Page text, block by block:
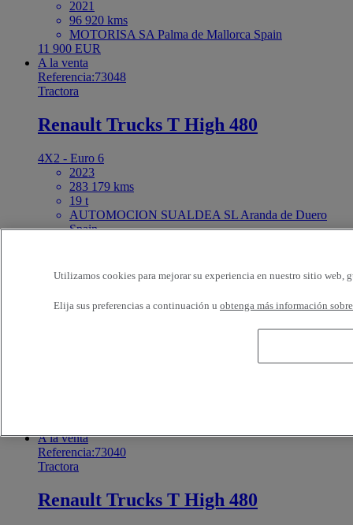
2021
96 920 kms
MOTORISA SA Palma de Mallorca Spain
11 900 EUR
A la venta
Referencia:73048
Tractora
Renault Trucks T High 480
4X2 - Euro 6
2023
283 179 kms
19 t
AUTOMOCION SUALDEA SL Aranda de Duero
Spain
Referencia:73042
A la venta
Referencia:73040
Tractora
Renault Trucks T High 480
Utilizamos cookies para mejorar su experiencia en nuestro sitio web,
Elija sus preferencias a continuación u obtenga más información